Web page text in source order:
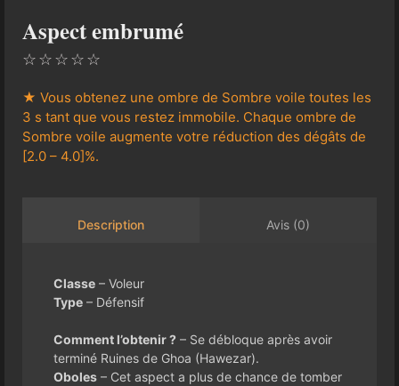
Aspect embrumé
☆ ☆ ☆ ☆ ☆
★ Vous obtenez une ombre de Sombre voile toutes les
3 s tant que vous restez immobile. Chaque ombre de
Sombre voile augmente votre réduction des dégâts de
[2.0 – 4.0]%.
Description Avis (0)
Classe – Voleur
Type – Défensif
Comment l’obtenir ? – Se débloque après avoir
terminé Ruines de Ghoa (Hawezar).
Oboles – Cet aspect a plus de chance de tomber